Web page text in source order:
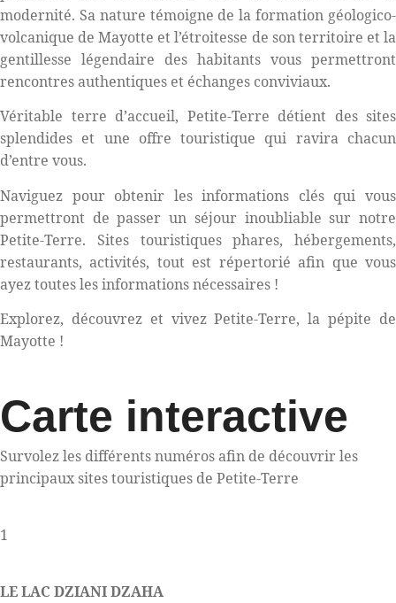
modernité. Sa nature témoigne de la formation géologico-
volcanique de Mayotte et l’étroitesse de son territoire et la
gentillesse légendaire des habitants vous permettront
rencontres authentiques et échanges conviviaux.
Véritable terre d’accueil, Petite-Terre détient des sites
splendides et une offre touristique qui ravira chacun
d’entre vous.
Naviguez pour obtenir les informations clés qui vous
permettront de passer un séjour inoubliable sur notre
Petite-Terre. Sites touristiques phares, hébergements,
restaurants, activités, tout est répertorié afin que vous
ayez toutes les informations nécessaires !
Explorez, découvrez et vivez Petite-Terre, la pépite de
Mayotte !
Carte interactive
Survolez les différents numéros afin de découvrir les
principaux sites touristiques de Petite-Terre
1
LE LAC DZIANI DZAHA